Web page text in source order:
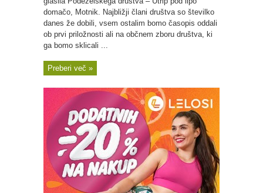
domačo, Motnik. Najbližji člani društva so številko
danes že dobili, vsem ostalim bomo časopis oddali
ob prvi priložnosti ali na občnem zboru društva, ki
ga bomo sklicali ...
Preberi več »